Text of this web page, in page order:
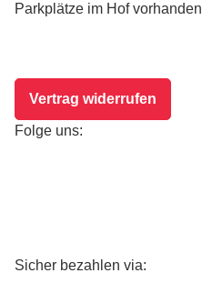
Parkplätze im Hof vorhanden
Vertrag widerrufen
Folge uns:
Sicher bezahlen via: